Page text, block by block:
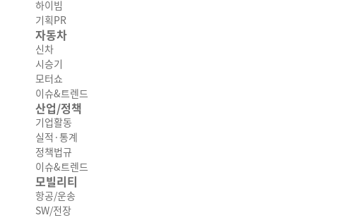
하이빔
기획PR
자동차
신차
시승기
모터쇼
이슈&트렌드
산업/정책
기업활동
실적·통계
정책법규
이슈&트렌드
모빌리티
항공/운송
SW/전장